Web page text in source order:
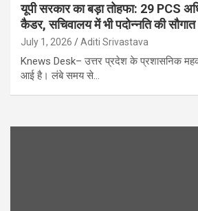
यूपी सरकार का बड़ा तोहफा: 29 PCS
कैडर, सचिवालय में भी पदोन्नति की सौगात
July 1, 2026 Aditi Srivastava
Knews Desk– उत्तर प्रदेश के प्रशासनिक
आई है। लंबे समय से…